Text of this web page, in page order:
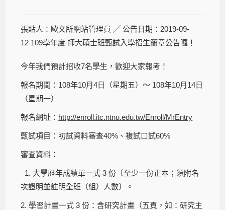
張貼人：歐文所網站管理員 ╱ 公告日期：2019-09-
12 109學年度 師大碩士班甄試入學招生簡章公告囉！
今年我們預計招收7名學生，歡迎大家報考！
報名期間：108年10月4日（星期五）～ 108年10月14日
（星期一）
報名網址： http://enroll.itc.ntnu.edu.tw/Enroll/MrEntry
甄試項目：初試資料審查40%、複試口試60%
審查資料：
1. 大學歷年成績單一式 3 份〔至少一份正本；須附名
次證明並註明全班（組）人數〕。
2. 學習計畫一式 3 份：含研究計畫（五頁，如：研究主